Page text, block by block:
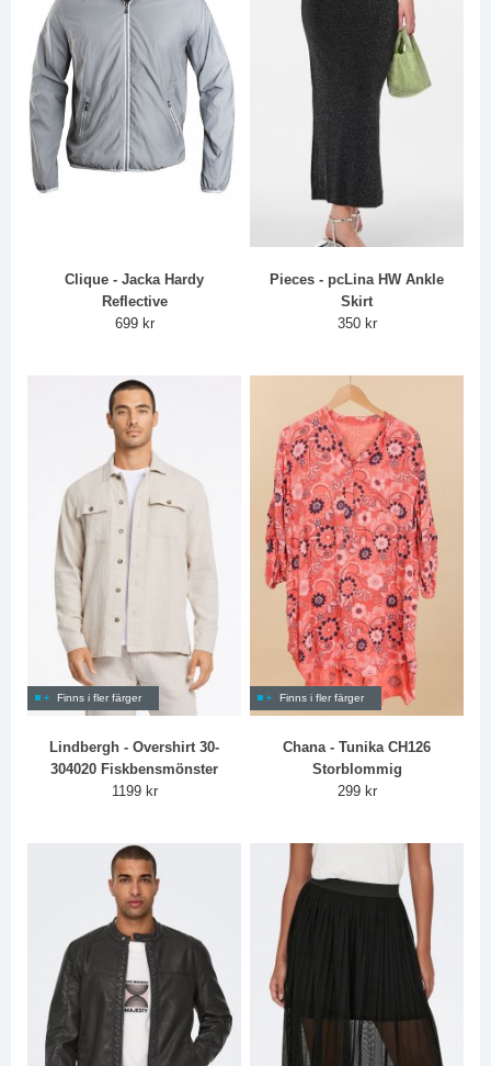
Clique - Jacka Hardy
Reflective
699 kr
Pieces - pcLina HW Ankle
Skirt
350 kr
Finns i fler färger
Lindbergh - Overshirt 30-
304020 Fiskbensmönster
1199 kr
Finns i fler färger
Chana - Tunika CH126
Storblommig
299 kr